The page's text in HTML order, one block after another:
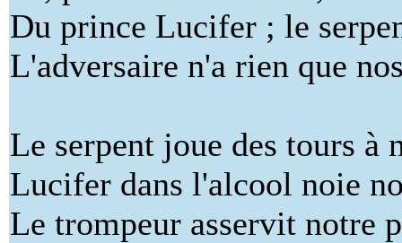
Du prince Lucifer ; le
L'adversaire n'a rien que
Le serpent joue des tours à
Lucifer dans l'alcool noie
Le trompeur asservit notre